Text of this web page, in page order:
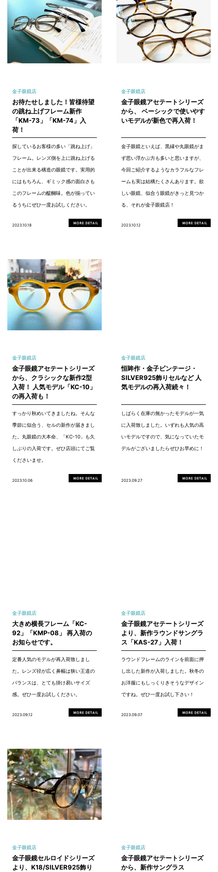
金子眼鏡店
お待たせしました！皆様待望
の跳ね上げフレーム新作
「KM-73」「KM-74」入
荷！
探しているお客様の多い「跳ね上げ」
フレーム。レンズ側を上に跳ね上げる
ことが出来る構造の眼鏡です。実用的
にはもちろん、ギミック感の面白さも
このフレームの醍醐味。色が揃ってい
るうちにぜひ一度お試しください。
2023.10.18
金子眼鏡店
金子眼鏡アセテートシリーズ
から、 ベーシックで使いやす
いモデルが新色で再入荷！
金子眼鏡といえば、黒縁や丸眼鏡がま
ず思い浮かぶ方も多いと思いますが、
今回ご紹介するようなカラフルなフレ
ームも実は結構たくさんあります。欲
しい眼鏡、似合う眼鏡がきっと見つか
る、それが金子眼鏡店！
2023.10.12
金子眼鏡店
金子眼鏡アセテートシリーズ
から、クラシックな新作2型
入荷！ 人気モデル「KC-10」
の再入荷も！
すっかり秋めいてきましたね。そんな
季節に似合う、セルの新作が届きまし
た。丸眼鏡の大本命、「KC-10」も久
しぶりの入荷です。ぜひ店頭にてご覧
くださいませ。
2023.10.06
金子眼鏡店
恒眸作・金子ビンテージ・
SILVER925飾りセルなど 人
気モデルの再入荷続々！
しばらく在庫の無かったモデルが一気
に入荷致しました。いずれも人気の高
いモデルですので、気になっていたモ
デルがございましたらぜひお早めに！
2023.09.27
金子眼鏡店
大きめ横長フレーム「KC-
92」「KMP-08」 再入荷の
お知らせです。
定番人気のモデルが再入荷致しまし
た。レンズ径が広く鼻幅は狭い王道の
バランスは、とても掛け易いサイズ
感。ぜひ一度お試しください。
2023.09.12
金子眼鏡店
金子眼鏡アセテートシリーズ
より、新作ラウンドサングラ
ス「KAS-27」入荷！
ラウンドフレームのラインを前面に押
し出した新作が入荷しました。秋冬の
お洋服にもしっくりきそうなデザイン
ですね。ぜひ一度お試し下さい！
2023.09.07
金子眼鏡店
金子眼鏡セルロイドシリーズ
より、K18/SILVER925飾り
金子眼鏡店
金子眼鏡アセテートシリーズ
から、新作サングラス